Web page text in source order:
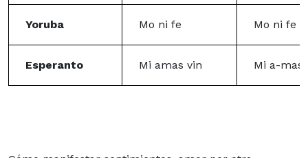
Yoruba Mo ni fe Mo ni fe
Esperanto Mi amas vin Mi a-mas